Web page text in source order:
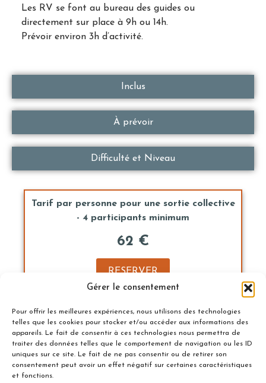
Gérer le consentement
Pour offrir les meilleures expériences, nous utilisons des technologies
telles que les cookies pour stocker et/ou accéder aux informations des
appareils. Le fait de consentir à ces technologies nous permettra de
traiter des données telles que le comportement de navigation ou les ID
uniques sur ce site. Le fait de ne pas consentir ou de retirer son
consentement peut avoir un effet négatif sur certaines caractéristiques
et fonctions.
Inclus
À prévoir
Difficulté et Niveau
Les RV se font au bureau des guides ou
directement sur place à 9h ou 14h.
Prévoir environ 3h d’activité.
Tarif par personne pour une sortie collective
- 4 participants minimum
62 €
RESERVER
Tarif en engagement privé pour la sortie - 6
personnes maximum
240 €